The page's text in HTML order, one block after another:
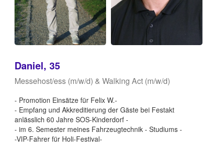
Daniel, 35
Messehost/ess (m/w/d) & Walking Act (m/w/d)
- Promotion Einsätze für Felix W.-
- Empfang und Akkreditierung der Gäste bei Festakt
anlässlich 60 Jahre SOS-Kinderdorf -
- im 6. Semester meines Fahrzeugtechnik - Studiums -
-VIP-Fahrer für Holi-Festival-